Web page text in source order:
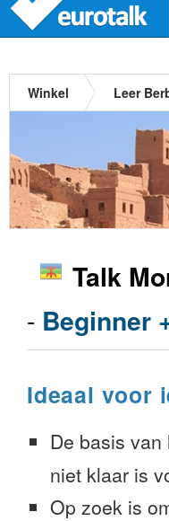
Winkel Leer
Talk
- Beginner
Ideaal voor
De basis van
niet klaar is
Op zoek is